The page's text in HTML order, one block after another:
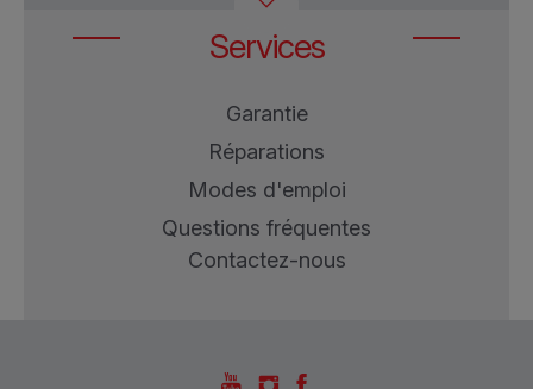
Services
Garantie
Réparations
Modes d'emploi
Questions fréquentes
Contactez-nous